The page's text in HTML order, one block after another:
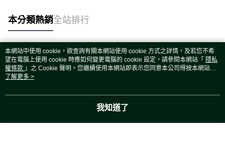
本分類熱銷全站排行
熱門標籤
本網站中使用 cookie，欲查詢有關本網站使用 cookie 方式之詳情，及若您不希
望在電腦上使用 cookie 時應如何變更電腦的 cookie 設定，請參閱本網站「 隱私
權條款 」之 Cookie 聲明。您繼續使用本網站即表示您同意本公司得按本網站使
用條款之 Cookie 聲明使用 cookie。
了解更多 >
我知道了